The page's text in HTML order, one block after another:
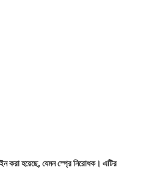
করা হয়েছে, যেমন স্প্রে নিরোধক। এটির